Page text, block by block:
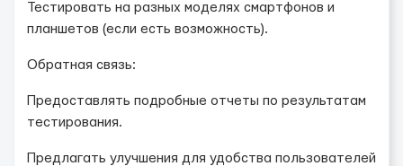
Тестировать на разных моделях смартфонов и
планшетов (если есть возможность).
Обратная связь:
Предоставлять подробные отчеты по результатам
тестирования.
Предлагать улучшения для удобства пользователей